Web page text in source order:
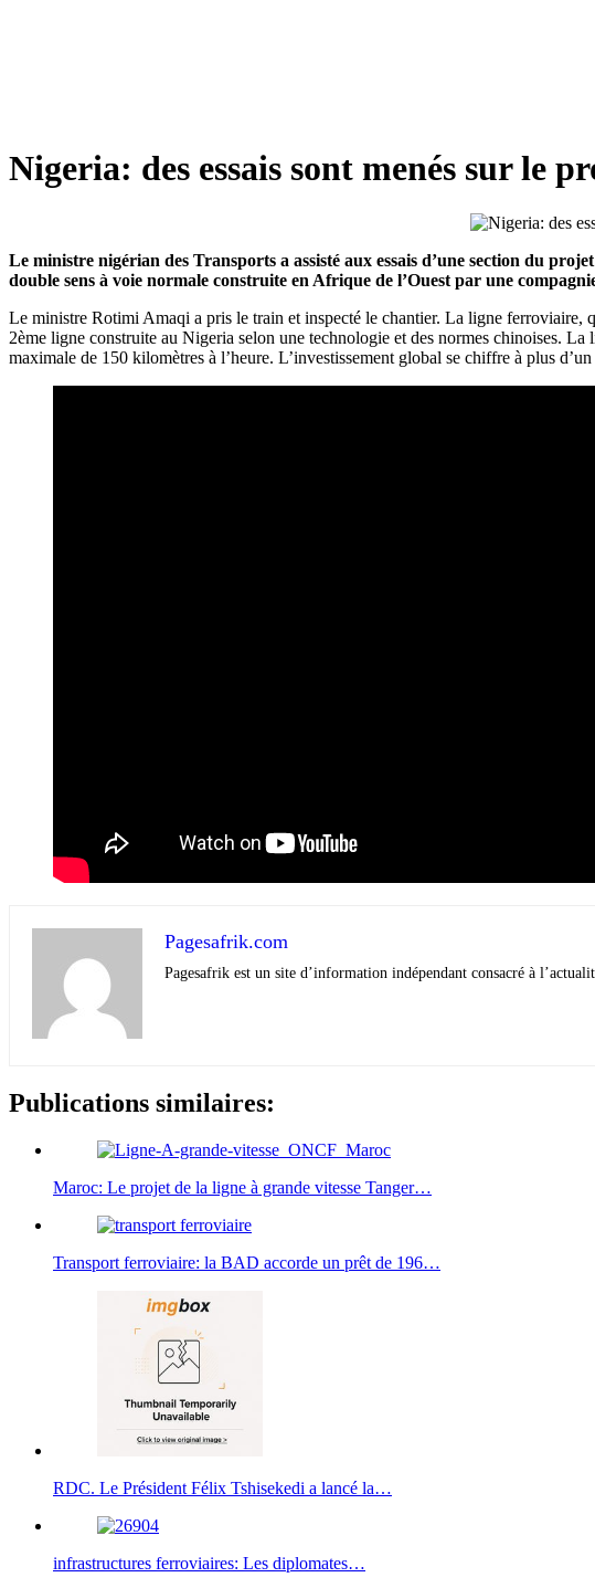
Nigeria: des essais sont menés sur le
Le ministre nigérian des Transports a assisté aux essais d’une section du
double sens à voie normale construite en Afrique de l’Ouest par une
Le ministre Rotimi Amaqi a pris le train et inspecté le chantier. La ligne ferroviaire,
2ème ligne construite au Nigeria selon une technologie et des normes chinoises.
maximale de 150 kilomètres à l’heure. L’investissement global se chiffre à plus
Pagesafrik.com
Pagesafrik est un site d’information indépendant consacré à
Publications similaires:
Maroc: Le projet de la ligne à grande vitesse Tanger…
Transport ferroviaire: la BAD accorde un prêt de 196…
RDC. Le Président Félix Tshisekedi a lancé la…
infrastructures ferroviaires: Les diplomates…